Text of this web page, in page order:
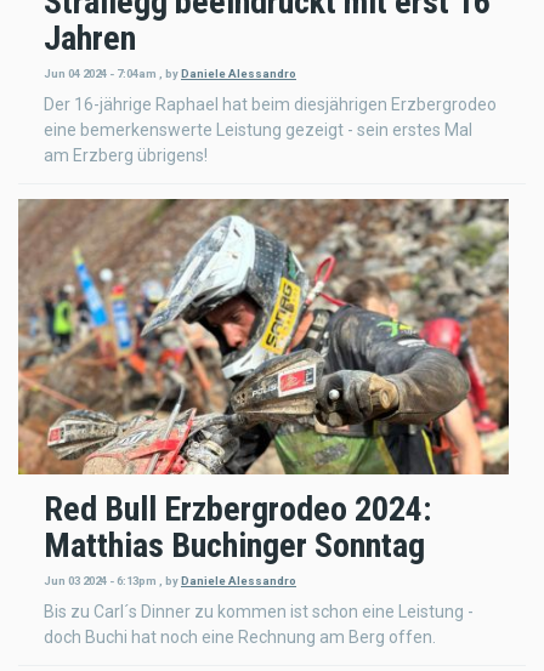
Jahren
Jun 04 2024 - 7:04am byDaniele Alessandro
Der 16-jährige Raphael hat beim diesjährigen Erzbergrodeo
eine bemerkenswerte Leistung gezeigt - sein erstes Mal
am Erzberg übrigens!
Red Bull Erzbergrodeo 2024:
Matthias Buchinger Sonntag
Jun 03 2024 - 6:13pm byDaniele Alessandro
Bis zu Carl´s Dinner zu kommen ist schon eine Leistung -
doch Buchi hat noch eine Rechnung am Berg offen.